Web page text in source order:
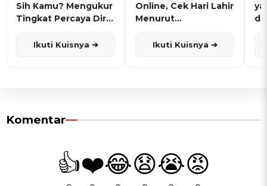
Sih Kamu? Mengukur
Tingkat Percaya Diri
Ikuti Kuisnya ➔
Online, Cek Hari Lahir
Menurut
Ikuti Kuisnya ➔
Komentar
👍❤️😂😧😭😡